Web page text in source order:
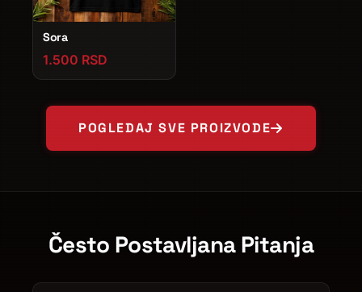
Sora
1.500 RSD
POGLEDAJ SVE PROIZVODE
Često Postavljana Pitanja